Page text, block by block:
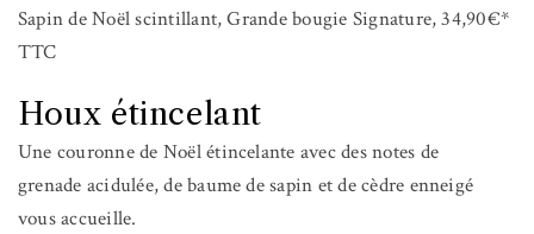
Sapin de Noël scintillant, Grande bougie Signature, 34,90€*
TTC
Houx étincelant
Une couronne de Noël étincelante avec des notes de
grenade acidulée, de baume de sapin et de cèdre enneigé
vous accueille.